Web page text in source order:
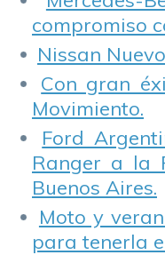
compromiso
Nissan
Con gran
Movimiento.
Ford
Ranger a la
Buenos Aires.
Moto y
para tenerla